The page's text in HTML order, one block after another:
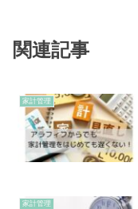
関連記事
家計管理
家計管理